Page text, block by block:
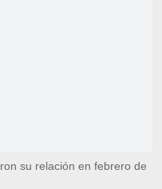
su relación en febrero de